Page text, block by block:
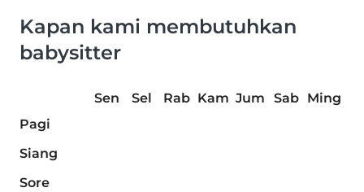
Kapan kami membutuhkan
babysitter
Sen Sel Rab Kam Jum Sab
Ming
Pagi
Siang
Sore